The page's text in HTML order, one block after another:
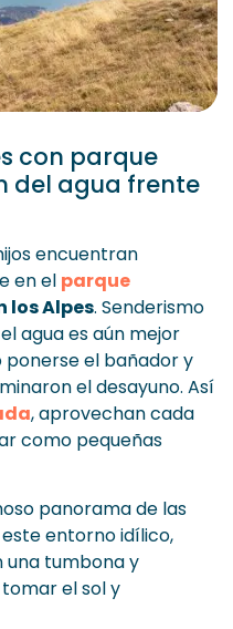
con parque
del agua frente
encuentran
en el parque
los Alpes. Senderismo
agua es aún mejor
ponerse el bañador y
el desayuno. Así
, aprovechan cada
como pequeñas
panorama de las
entorno idílico,
una tumbona y
el sol y